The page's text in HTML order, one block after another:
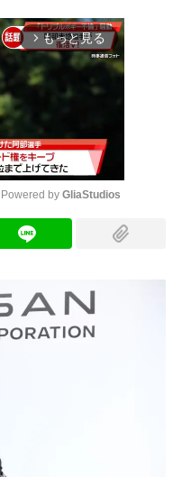
arrow_forward_ios もっと見る
Powered by GliaStudios